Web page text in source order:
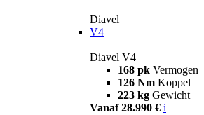
Diavel
V4
Diavel V4
168 pk Vermogen
126 Nm Koppel
223 kg Gewicht
Vanaf 28.990 € i